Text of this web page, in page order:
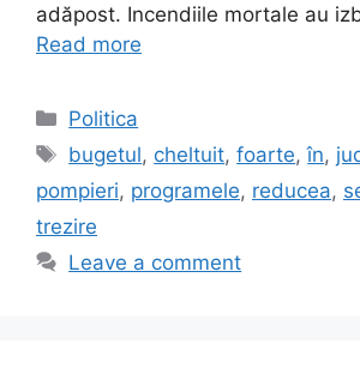
adăpost. Incendiile mortale au
Read more
Categories
Politica
Tags
bugetul, cheltuit,foarte,în,
pompieri, programele, reducea,
trezire
Leave a comment